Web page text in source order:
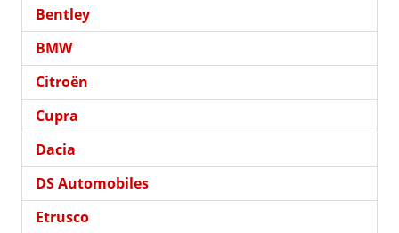
Bentley
BMW
Citroën
Cupra
Dacia
DS Automobiles
Etrusco